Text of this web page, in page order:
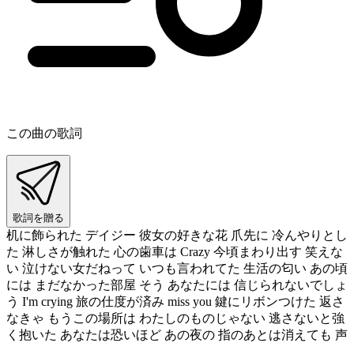
この曲の歌詞
歌詞を贈る
机に飾られた デイジー 彼女の好きな花 爪先に 冷んやりとし
た 淋しさが触れた 心の歯車は Crazy 今頃まわり出す 笑えな
い 泣けない女だねって いつも言われてた 生活の匂い あの頃
には まだなかった部屋 そう あなたには 信じられないでしょ
う I'm crying 旅の仕度が済み miss you 鍵にリボンつけた 返さ
なきゃ もうこの場所は わたしのものじゃない 逃さないと強
く抱いた あなたは恐いほど あの夜の 指のあとは消えても 声